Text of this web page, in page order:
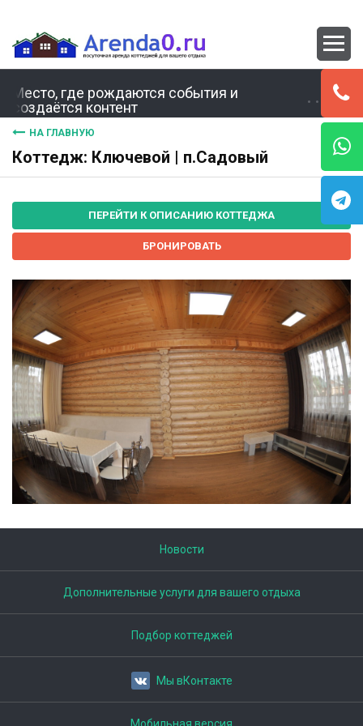
Место, где рождаются события и
создаётся контент
НА ГЛАВНУЮ
Коттедж: Ключевой | п.Садовый
ПЕРЕЙТИ К ОПИСАНИЮ КОТТЕДЖА
БРОНИРОВАТЬ
Новости
Дополнительные услуги для вашего отдыха
Подбор коттеджей
Мы вКонтакте